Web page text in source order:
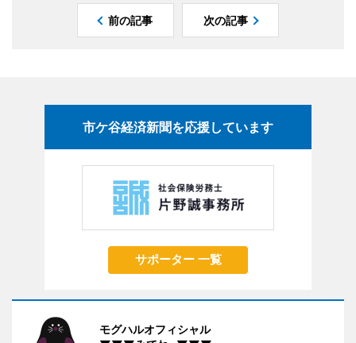
前の記事 次の記事
市ケ谷経済新聞を応援しています
サポーター 一覧
モグハルオフィシャル